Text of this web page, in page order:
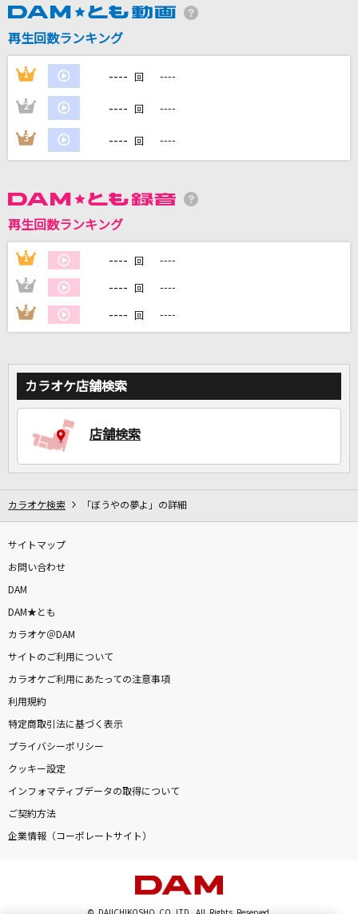
アイデンティティ
サカナクション
DAMの新曲・ランキングなど
DAMに会員登録・ログインして
カラオケをもっと楽しもう！
再生回数ランキング
1 ---- 回 ----
2 ---- 回 ----
3 ---- 回 ----
再生回数ランキング
1 ---- 回 ----
2 ---- 回 ----
3 ---- 回 ----
カラオケ店舗検索
店舗検索
カラオケ検索 「ぼうやの夢よ」の詳細
サイトマップ
お問い合わせ
DAM
DAM★とも
カラオケ＠DAM
サイトのご利用について
カラオケご利用にあたっての注意事項
利用規約
特定商取引法に基づく表示
プライバシーポリシー
クッキー設定
インフォマティブデータの取得について
ご契約方法
企業情報（コーポレートサイト）
© DAIICHIKOSHO CO.,LTD. All Rights Reserved.